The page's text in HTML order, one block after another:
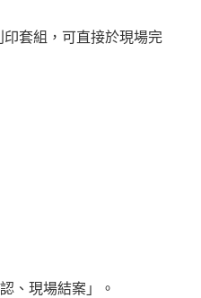
套組，可直接於現場完
、現場結案」。